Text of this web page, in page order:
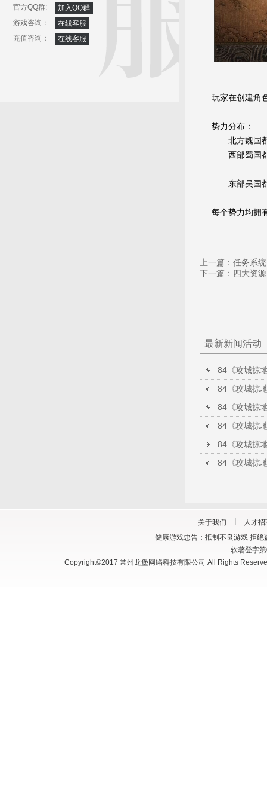
官方QQ群:
加入QQ群
游戏咨询：
在线客服
充值咨询：
在线客服
玩家在创建角
势力分布：
北方魏国都
西部蜀国都
东部吴国都
每个势力均拥
上一篇： 任务系统
下一篇： 四大资源
最新新闻活动
关于我们
人才招
健康游戏忠告：抵制不良游戏 拒
软著登字
Copyright©2017 常州龙堡网络科技有限公司 All Rights